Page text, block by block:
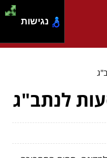
לנתב"ג
נגישות